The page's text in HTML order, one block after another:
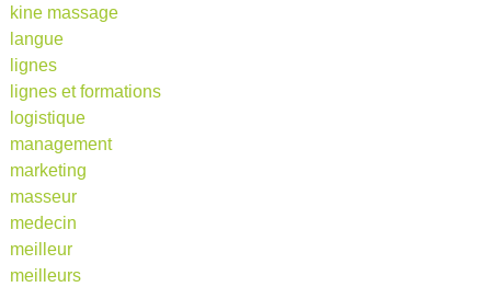
kine massage
langue
lignes
lignes et formations
logistique
management
marketing
masseur
medecin
meilleur
meilleurs